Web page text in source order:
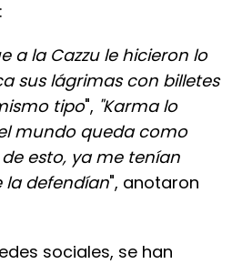
a la Cazzu le hicieron lo
sus lágrimas con billetes
tipo", "Karma lo
mundo queda como
esto, ya me tenían
defendían", anotaron
sociales, se han